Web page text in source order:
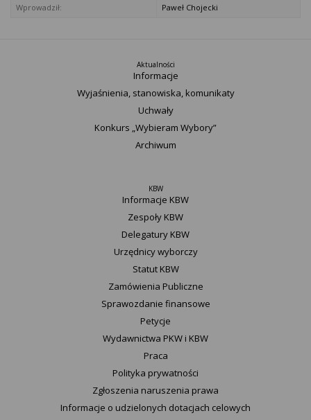
Wprowadził:
Paweł Chojecki
Aktualności
Informacje
Wyjaśnienia, stanowiska, komunikaty
Uchwały
Konkurs „Wybieram Wybory”
Archiwum
KBW
Informacje KBW
Zespoły KBW
Delegatury ​KBW
Urzędnicy wyborczy
Statut K​BW
Zamówienia Publiczne
Sprawozdanie finansowe
Petycje
Wydawnictwa PKW i KBW
Praca
Polityka prywatności
Zgłoszenia naruszenia prawa
Informacje o udzielonych dotacjach celowych